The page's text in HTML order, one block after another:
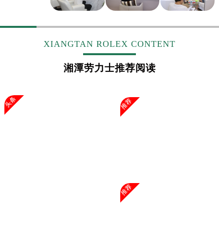
XIANGTAN ROLEX CONTENT
湘潭劳力士推荐阅读
头条 推荐
推荐